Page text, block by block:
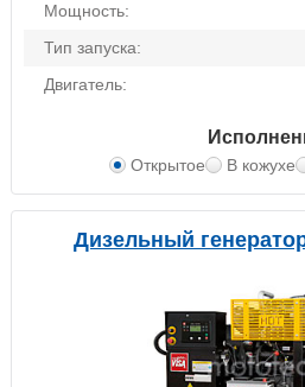
Мощность:
Тип запуска:
Двигатель:
Открытое В кожухе
Дизельный